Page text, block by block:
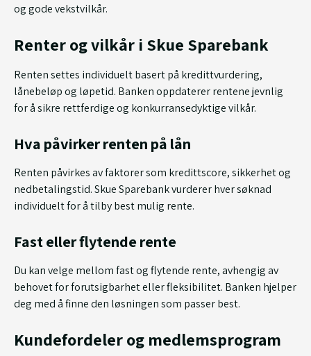
og gode vekstvilkår.
Renter og vilkår i Skue Sparebank
Renten settes individuelt basert på kredittvurdering,
lånebeløp og løpetid. Banken oppdaterer rentene jevnlig
for å sikre rettferdige og konkurransedyktige vilkår.
Hva påvirker renten på lån
Renten påvirkes av faktorer som kredittscore, sikkerhet og
nedbetalingstid. Skue Sparebank vurderer hver søknad
individuelt for å tilby best mulig rente.
Fast eller flytende rente
Du kan velge mellom fast og flytende rente, avhengig av
behovet for forutsigbarhet eller fleksibilitet. Banken hjelper
deg med å finne den løsningen som passer best.
Kundefordeler og medlemsprogram